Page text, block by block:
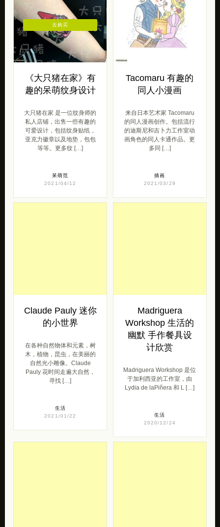
《大只猪在家》有
趣的呆萌纹身设计
大只猪在家 是一位纹身师的
私人店铺，出售一些有趣的
可爱设计，包括纹身贴纸，
亚克力徽章以及地垫，包包
等等。更多纹 […]
呆萌范
2021/04/12
去购买
Tacomaru 有趣的
同人小漫画
来自日本艺术家 Tacomaru
的同人漫画创作。包括流行
的迪斯尼和吉卜力工作室动
画角色的同人卡通作品。更
多同 […]
插画
2021/03/29
Claude Pauly 迷你
的小世界
在各种自然物体和元素，树
木，植物，昆虫，在美丽的
自然光小雕像。Claude
Pauly 花时间走遍大自然，
寻找 […]
生活
2021/01/22
Madriguera
Workshop 生活的
幽默 手作餐具设
计欣赏
Madriguera Workshop 是位
于加利西亚的工作室，由
Lydia de laPiñera 和 L […]
生活
2020/12/24